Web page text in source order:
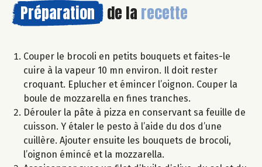
Préparation de la recette
Couper le brocoli en petits bouquets et faites-le
cuire à la vapeur 10 mn environ. Il doit rester
croquant. Eplucher et émincer l’oignon. Couper la
boule de mozzarella en fines tranches.
Dérouler la pâte à pizza en conservant sa feuille de
cuisson. Y étaler le pesto à l’aide du dos d’une
cuillère. Ajouter ensuite les bouquets de brocoli,
l’oignon émincé et la mozzarella.